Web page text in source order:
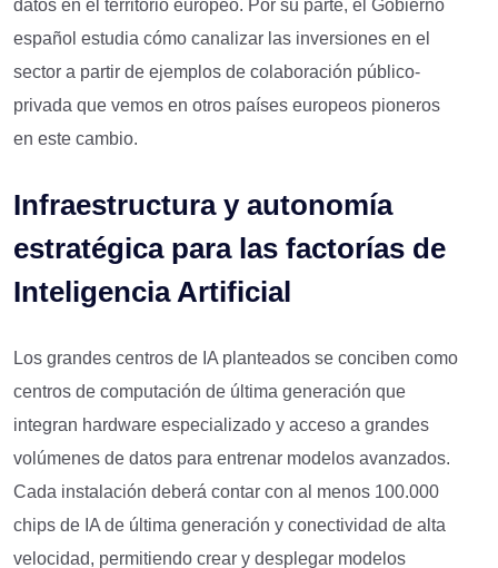
datos en el territorio europeo. Por su parte, el Gobierno
español estudia cómo canalizar las inversiones en el
sector a partir de ejemplos de colaboración público-
privada que vemos en otros países europeos pioneros
en este cambio.
Infraestructura y autonomía
estratégica para las factorías de
Inteligencia Artificial
Los grandes centros de IA planteados se conciben como
centros de computación de última generación que
integran hardware especializado y acceso a grandes
volúmenes de datos para entrenar modelos avanzados.
Cada instalación deberá contar con al menos 100.000
chips de IA de última generación y conectividad de alta
velocidad, permitiendo crear y desplegar modelos